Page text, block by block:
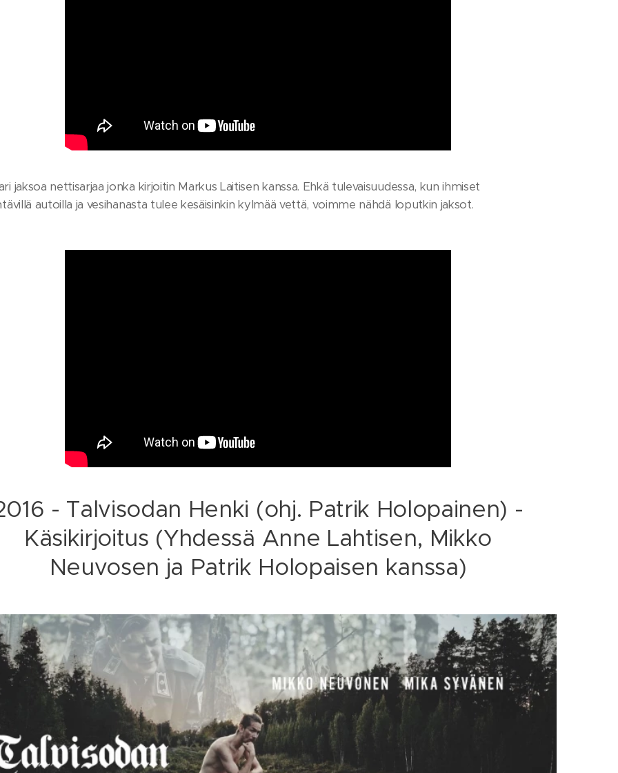
jaksoa nettisarjaa jonka kirjoitin Markus Laitisen kanssa. Ehkä tulevaisuudessa, kun ihmiset
autoilla ja vesihanasta tulee kesäisinkin kylmää vettä, voimme nähdä loputkin jaksot.
- Talvisodan Henki (ohj. Patrik Holopainen) -
Käsikirjoitus (Yhdessä Anne Lahtisen, Mikko
Neuvosen ja Patrik Holopaisen kanssa)